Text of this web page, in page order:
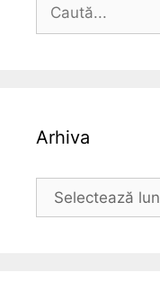
după:
Arhiva
Arhiva